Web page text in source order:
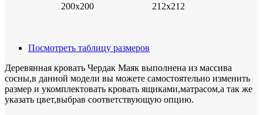
200х200
212х212
Посмотреть таблицу размеров
Деревянная кровать Чердак Маяк выполнена из массива
сосны,в данной модели вы можете самостоятельно изменить
размер и укомплектовать кровать ящиками,матрасом,а так же
указать цвет,выбрав соответствующую опцию.